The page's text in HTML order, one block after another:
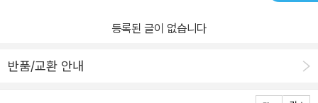
등록된 글이 없습니다
반품/교환 안내